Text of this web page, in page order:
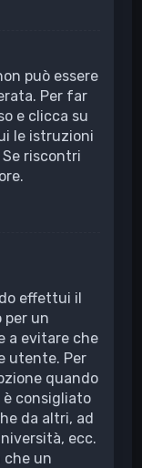
può essere
Per far
e clicca su
le istruzioni
riscontri
effettui il
per un
a evitare che
utente. Per
quando
consigliato
da altri, ad
ecc.
che un